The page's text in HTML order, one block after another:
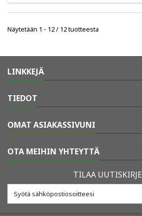
Näytetään 1 - 12 / 12 tuotteesta
LINKKEJÄ
TIEDOT
OMAT ASIAKASSIVUNI
OTA MEIHIN YHTEYTTÄ
TILAA UUTISKIRJE